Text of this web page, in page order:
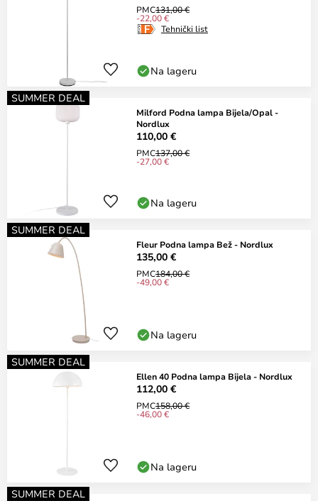
PMC131,00 €
-22,00 €
Tehnički list
Na lageru
SUMMER DEAL
Milford Podna lampa Bijela/Opal -
Nordlux
110,00 €
PMC137,00 €
-27,00 €
Na lageru
SUMMER DEAL
Fleur Podna lampa Bež - Nordlux
135,00 €
PMC184,00 €
-49,00 €
Na lageru
SUMMER DEAL
Ellen 40 Podna lampa Bijela - Nordlux
112,00 €
PMC158,00 €
-46,00 €
Na lageru
SUMMER DEAL